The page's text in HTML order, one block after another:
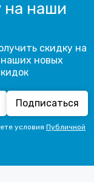
на наши
скидку на
наших новых
Подписаться
условия Публичной